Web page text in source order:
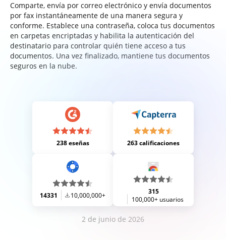
Comparte, envía por correo electrónico y envía documentos
por fax instantáneamente de una manera segura y
conforme. Establece una contraseña, coloca tus documentos
en carpetas encriptadas y habilita la autenticación del
destinatario para controlar quién tiene acceso a tus
documentos. Una vez finalizado, mantiene tus documentos
seguros en la nube.
238 eseñas 263 calificaciones
14331 10,000,000+
315
100,000+ usuarios
2 de junio de 2026